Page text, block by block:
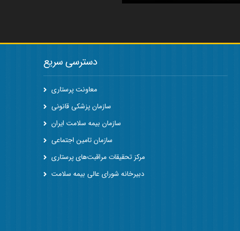
دسترسی سریع
معاونت پرستاری
سازمان پزشکی قانونی
سازمان بیمه سلامت ایران
سازمان تامین اجتماعی
مرکز تحقیقات مراقبت‌های پرستاری
دبیرخانه شورای عالی بیمه سلامت